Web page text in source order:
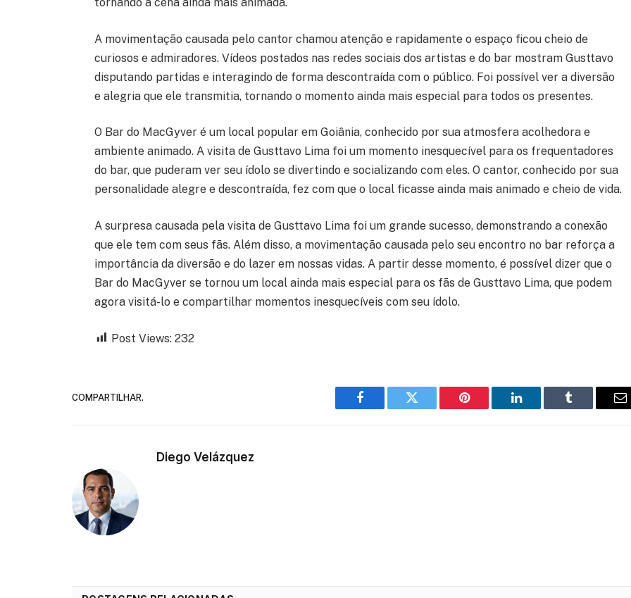
A movimentação causada pelo cantor chamou atenção e rapidamente o espaço ficou cheio de
curiosos e admiradores. Vídeos postados nas redes sociais dos artistas e do bar mostram Gusttavo
disputando partidas e interagindo de forma descontraída com o público. Foi possível ver a diversão
e alegria que ele transmitia, tornando o momento ainda mais especial para todos os presentes.
O Bar do MacGyver é um local popular em Goiânia, conhecido por sua atmosfera acolhedora e
ambiente animado. A visita de Gusttavo Lima foi um momento inesquecível para os frequentadores
do bar, que puderam ver seu ídolo se divertindo e socializando com eles. O cantor, conhecido por sua
personalidade alegre e descontraída, fez com que o local ficasse ainda mais animado e cheio de vida.
A surpresa causada pela visita de Gusttavo Lima foi um grande sucesso, demonstrando a conexão
que ele tem com seus fãs. Além disso, a movimentação causada pelo seu encontro no bar reforça a
importância da diversão e do lazer em nossas vidas. A partir desse momento, é possível dizer que o
Bar do MacGyver se tornou um local ainda mais especial para os fãs de Gusttavo Lima, que podem
agora visitá-lo e compartilhar momentos inesquecíveis com seu ídolo.
Post Views: 232
COMPARTILHAR.
Facebook Twitter Pinterest LinkedIn Tumblr
Diego Velázquez